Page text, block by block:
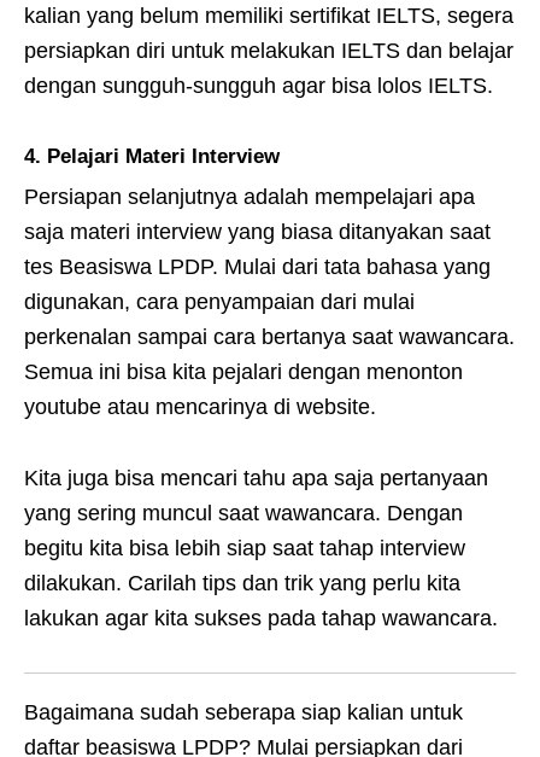
kalian yang belum memiliki sertifikat IELTS, segera
persiapkan diri untuk melakukan IELTS dan belajar
dengan sungguh-sungguh agar bisa lolos IELTS.
4. Pelajari Materi Interview
Persiapan selanjutnya adalah mempelajari apa
saja materi interview yang biasa ditanyakan saat
tes Beasiswa LPDP. Mulai dari tata bahasa yang
digunakan, cara penyampaian dari mulai
perkenalan sampai cara bertanya saat wawancara.
Semua ini bisa kita pejalari dengan menonton
youtube atau mencarinya di website.
Kita juga bisa mencari tahu apa saja pertanyaan
yang sering muncul saat wawancara. Dengan
begitu kita bisa lebih siap saat tahap interview
dilakukan. Carilah tips dan trik yang perlu kita
lakukan agar kita sukses pada tahap wawancara.
Bagaimana sudah seberapa siap kalian untuk
daftar beasiswa LPDP? Mulai persiapkan dari